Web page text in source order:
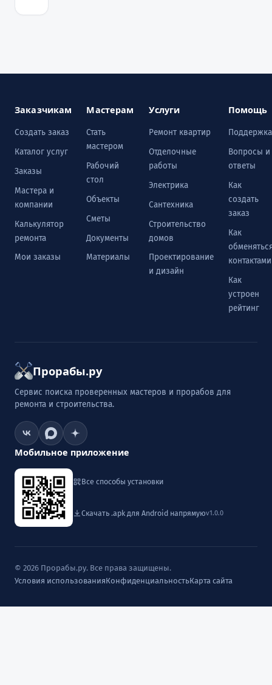
Заказчикам
Создать заказ
Каталог услуг
Заказы
Мастера и
компании
Калькулятор
ремонта
Мои заказы
Мастерам
Стать
мастером
Рабочий
стол
Объекты
Сметы
Документы
Материалы
Услуги
Ремонт квартир
Отделочные
работы
Электрика
Сантехника
Строительство
домов
Проектирование
и дизайн
Помощь
Поддержка
Вопросы и
ответы
Как
создать
заказ
Как
контактами
Как
устроен
рейтинг
Прорабы.ру
Сервис поиска проверенных мастеров и прорабов для
ремонта и строительства.
Мобильное приложение
Все способы установки
Скачать .apk для Android напрямуюv1.0.0
© 2026 Прорабы.ру. Все права защищены.
Условия использованияКонфиденциальностьКарта сайта